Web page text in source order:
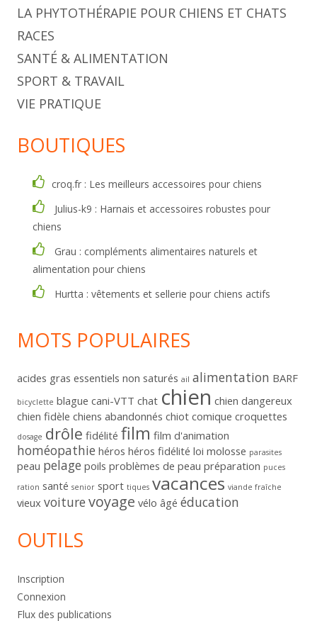
LA PHYTOTHÉRAPIE POUR CHIENS ET CHATS
RACES
SANTÉ & ALIMENTATION
SPORT & TRAVAIL
VIE PRATIQUE
BOUTIQUES
croq.fr : Les meilleurs accessoires pour chiens
Julius-k9 : Harnais et accessoires robustes pour
chiens
Grau : compléments alimentaires naturels et
alimentation pour chiens
Hurtta : vêtements et sellerie pour chiens actifs
MOTS POPULAIRES
acides gras essentiels non saturés ail alimentation BARF
bicyclette blague cani-VTT chat chien chien dangereux
chien fidèle chiens abandonnés chiot comique croquettes
dosage drôle fidélité film film d'animation
homéopathie héros héros fidélité loi molosse parasites
peau pelage poils problèmes de peau préparation puces
ration santé senior sport tiques vacances viande fraîche
vieux voiture voyage vélo âgé éducation
OUTILS
Inscription
Connexion
Flux des publications